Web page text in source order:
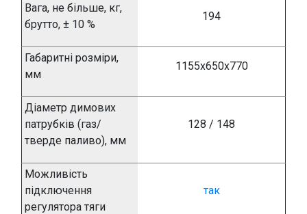
Вага, не більше, кг,
брутто, ± 10 %
194
Габаритні розміри,
мм
1155х650х770
Діаметр димових
патрубків (газ/
тверде паливо), мм
128 / 148
Можливість
підключення
регулятора тяги
так